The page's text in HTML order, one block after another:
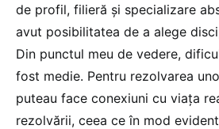
de profil, filieră și specializare
avut posibilitatea de a alege
Din punctul meu de vedere,
fost medie. Pentru rezolvarea
puteau face conexiuni cu viața
rezolvării, ceea ce în mod